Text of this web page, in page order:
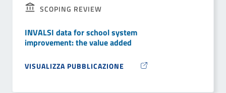
SCOPING REVIEW
INVALSI data for school system
improvement: the value added
VISUALIZZA PUBBLICAZIONE